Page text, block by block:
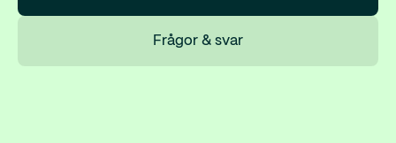
Frågor & svar